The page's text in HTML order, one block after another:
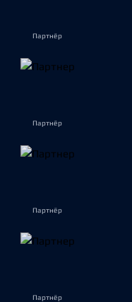
Партнёр
Партнёр
Партнёр
Партнёр